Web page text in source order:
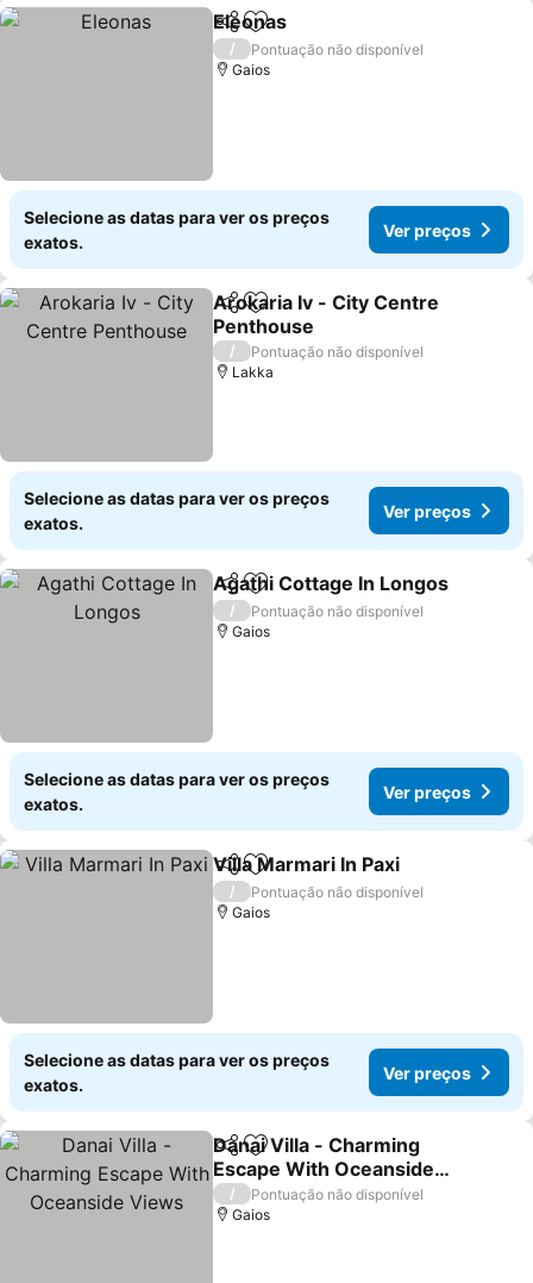
PartilharAdicionar aos favoritos
Eleonas
/
Pontuação não disponível
Gaios
Selecione as datas para ver os preços
exatos.
Ver preços
PartilharAdicionar aos favoritos
Arokaria Iv - City Centre
Penthouse
/
Pontuação não disponível
Lakka
Selecione as datas para ver os preços
exatos.
Ver preços
PartilharAdicionar aos favoritos
Agathi Cottage In Longos
/
Pontuação não disponível
Gaios
Selecione as datas para ver os preços
exatos.
Ver preços
PartilharAdicionar aos favoritos
Villa Marmari In Paxi
/
Pontuação não disponível
Gaios
Selecione as datas para ver os preços
exatos.
Ver preços
PartilharAdicionar aos favoritos
Danai Villa - Charming
Escape With Oceanside
Views
/
Pontuação não disponível
Gaios